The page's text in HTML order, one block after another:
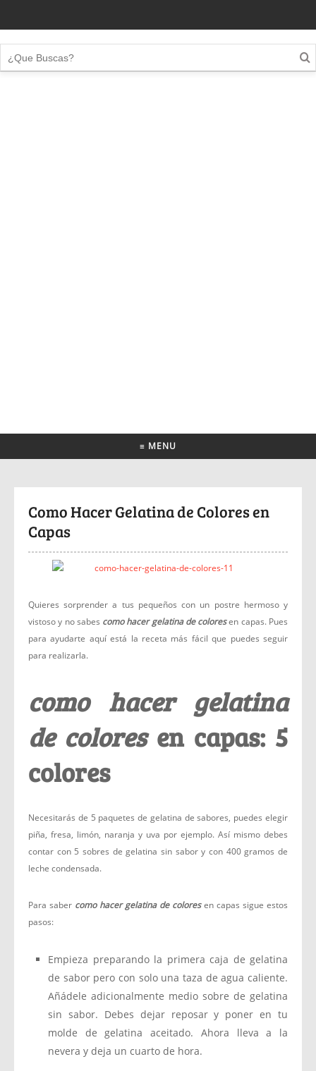
≡ MENU
Como Hacer Gelatina de Colores en
Capas
Quieres sorprender a tus pequeños con un postre hermoso y
vistoso y no sabes como hacer gelatina de coloresen capas. Pues
para ayudarte aquí está la receta más fácil que puedes seguir
para realizarla.
como hacer gelatina
de colores en capas: 5
colores
Necesitarás de 5 paquetes de gelatina de sabores, puedes elegir
piña, fresa, limón, naranja y uva por ejemplo. Así mismo debes
contar con 5 sobres de gelatina sin sabor y con 400 gramos de
leche condensada.
Para saber como hacer gelatina de coloresen capas sigue estos
pasos:
Empieza preparando la primera caja de gelatina
de sabor pero con solo una taza de agua caliente.
Añádele adicionalmente medio sobre de gelatina
sin sabor. Debes dejar reposar y poner en tu
molde de gelatina aceitado. Ahora lleva a la
nevera y deja un cuarto de hora.